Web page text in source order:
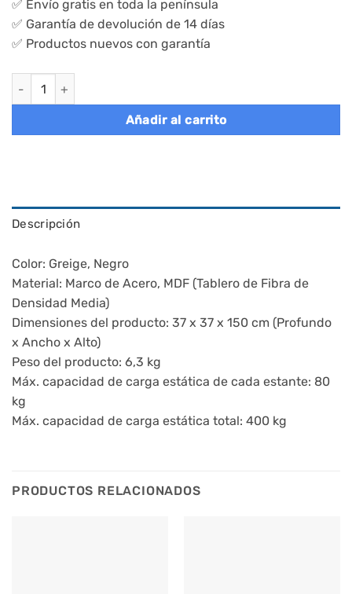
✅ Envío gratis en toda la península
✅ Garantía de devolución de 14 días
✅ Productos nuevos con garantía
Estantería de 5 niveles 37x37x150 cm greige y negro cantidad
Añadir al carrito
Descripción
Color: Greige, Negro
Material: Marco de Acero, MDF (Tablero de Fibra de
Densidad Media)
Dimensiones del producto: 37 x 37 x 150 cm (Profundo
x Ancho x Alto)
Peso del producto: 6,3 kg
Máx. capacidad de carga estática de cada estante: 80
kg
Máx. capacidad de carga estática total: 400 kg
PRODUCTOS RELACIONADOS